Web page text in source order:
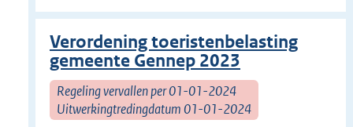
Verordening toeristenbelasting
gemeente Gennep 2023
Regeling vervallen per 01-01-2024
Uitwerkingtredingdatum 01-01-2024